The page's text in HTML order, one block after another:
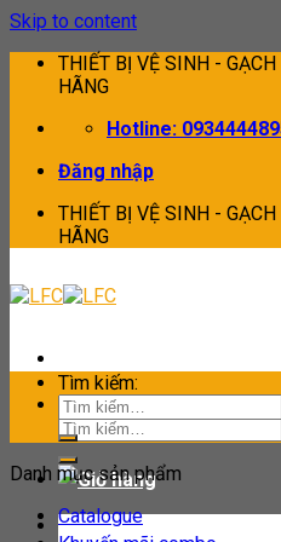
Skip to content
THIẾT BỊ VỆ SINH -
HÃNG
Hotline:
Đăng nhập
THIẾT BỊ VỆ SINH -
HÃNG
Tìm kiếm:
Tìm kiếm:
Danh mục sản phẩm
Catalogue